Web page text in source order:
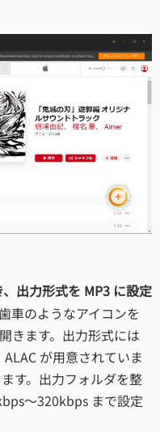
出力形式を MP3 に設定
車のようなアイコンを
きます。出力形式には
ALAC が用意されていま
す。出力フォルダを整
～320kbps まで設定